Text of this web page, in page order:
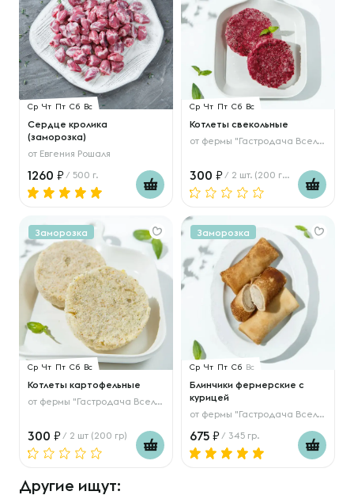
Ср Чт Пт Сб Вс
Сердце кролика
(заморозка)
от Евгения Рошаля
1260 / 500 г.
Ср Чт Пт Сб Вс
Котлеты свекольные
от фермы "Гастродача Вселуг"
300 / 2 шт. (200 гр.)
Заморозка
Ср Чт Пт Сб Вс
Котлеты картофельные
от фермы "Гастродача Вселуг"
300 / 2 шт (200 гр)
Заморозка
Ср Чт Пт Сб Вс
Блинчики фермерские с
курицей
от фермы "Гастродача Вселуг"
675 / 345 гр.
Другие ищут: